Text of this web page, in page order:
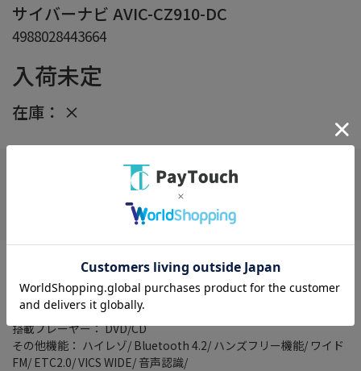
サイバーナビ AVIC-CZ910-DC
4988028443664
入荷未定
在庫： ×
在庫がありません
タイプ： 一体型(2DIN)
画面サイズ： 7 型
記録メディアタイプ： メモリ
TVチューナー： フルセグ(地デジ)
搭載プレーヤー： DVD/CD
その他機能： ハイレゾ/ Bluetooth 4.2/ ハンズフリー機能/ ワイド
FM/ ETC2.0/ VICS WIDE/ 音声認識/